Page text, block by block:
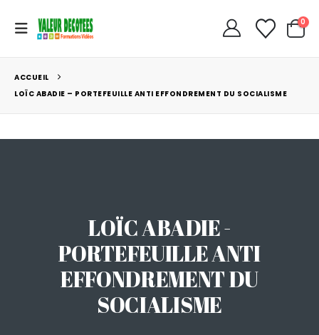
0
ACCUEIL
LOÏC ABADIE – PORTEFEUILLE ANTI EFFONDREMENT DU SOCIALISME
LOÏC ABADIE -
PORTEFEUILLE ANTI
EFFONDREMENT DU
SOCIALISME